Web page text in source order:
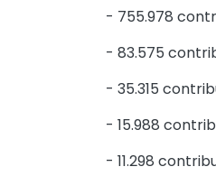
- 755.978
- 83.575
- 35.315
- 15.988
- 11.298